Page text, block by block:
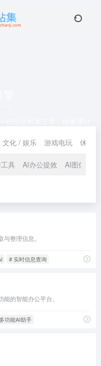
息聚合等功能，帮助用户高
效的搜索体验。
文化 / 娱乐 游戏电玩 休闲 /
具 AI办公提效 AI图像工具
整理信息。
# 实时信息查询
的智能办公平台。
功能AI助手